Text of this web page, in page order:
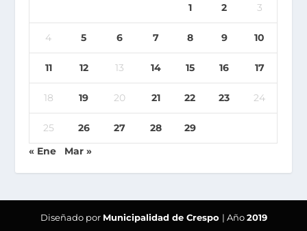
1 2 3
4 5 6 7 8 9 10
11 12 13 14 15 16 17
18 19 20 21 22 23 24
25 26 27 28
29
« Ene
Mar »
Diseñado por Municipalidad de Crespo | Año2019